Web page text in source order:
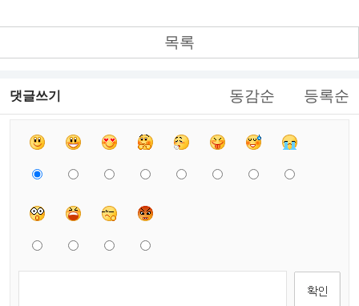
목록
댓글쓰기 동감순 등록순